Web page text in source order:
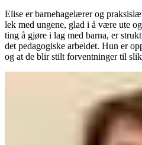
Elise er barnehagelærer og
lek med ungene, glad i å være ute
ting å gjøre i lag med barna, er
det pedagogiske arbeidet. Hun er
og at de blir stilt forventninger til